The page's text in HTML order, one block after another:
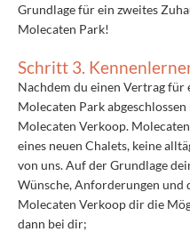
Grundlage für ein zweites
Molecaten Park!
Schritt 3.
Nachdem du einen Vertrag für
Molecaten Park
Molecaten Verkoop.
eines neuen Chalets, keine
von uns. Auf der Grundlage
Wünsche, Anforderungen und
Molecaten Verkoop dir die
dann bei dir;